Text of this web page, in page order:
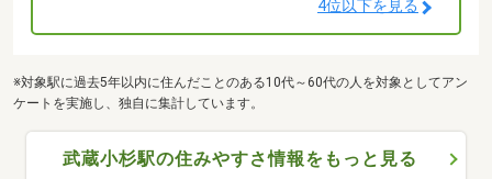
4位以下を見る
※対象駅に過去5年以内に住んだことのある10代～60代の人を対象としてアン
ケートを実施し、独自に集計しています。
武蔵小杉駅の住みやすさ情報をもっと見る